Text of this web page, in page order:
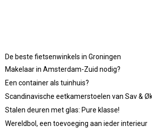
De beste fietsenwinkels in Groningen
Makelaar in Amsterdam-Zuid nodig?
Een container als tuinhuis?
Scandinavische eetkamerstoelen van Sav &
Stalen deuren met glas: Pure klasse!
Wereldbol, een toevoeging aan ieder interieur